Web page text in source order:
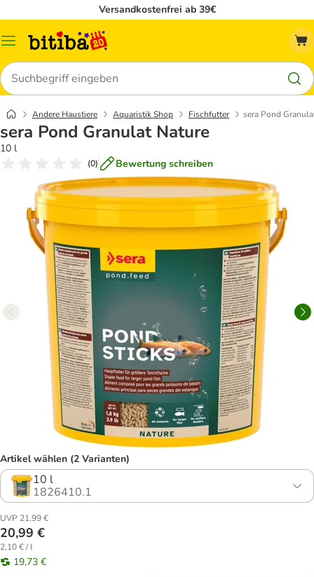
Versandkostenfrei ab 39€
Menü
Suchen
Andere Haustiere Aquaristik Shop Fischfutter sera Pond
sera Pond Granulat Nature
10 l
(0) Bewertung schreiben
Artikel wählen (2 Varianten)
10 l
1826410.1
UVP 21,99 €
20,99 €
2,10 € / l
19,73 €